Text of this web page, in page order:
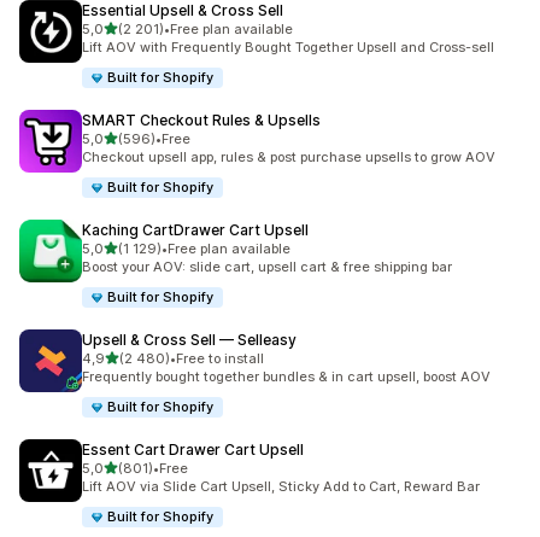
Essential Upsell & Cross Sell
5,0na 5 gwiazdek
(2 201)
Łączna liczba recenzji: 2201
•Free plan available
Lift AOV with Frequently Bought Together Upsell and Cross-sell
Built for Shopify
SMART Checkout Rules & Upsells
5,0na 5 gwiazdek
(596)
Łączna liczba recenzji: 596
•Free
Checkout upsell app, rules & post purchase upsells to grow AOV
Built for Shopify
Kaching CartDrawer Cart Upsell
5,0na 5 gwiazdek
(1 129)
Łączna liczba recenzji: 1129
•Free plan available
Boost your AOV: slide cart, upsell cart & free shipping bar
Built for Shopify
Upsell & Cross Sell — Selleasy
4,9na 5 gwiazdek
(2 480)
Łączna liczba recenzji: 2480
•Free to install
Frequently bought together bundles & in cart upsell, boost AOV
Built for Shopify
Essent Cart Drawer Cart Upsell
5,0na 5 gwiazdek
(801)
Łączna liczba recenzji: 801
•Free
Lift AOV via Slide Cart Upsell, Sticky Add to Cart, Reward Bar
Built for Shopify